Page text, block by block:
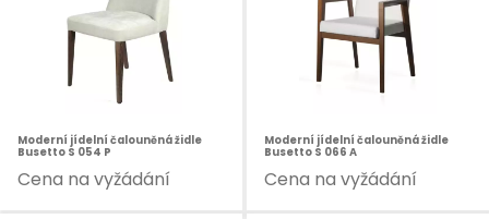
Moderní jídelní čalouněná židle
Busetto S 054 P
Cena na vyžádání
Moderní jídelní čalouněná židle
Busetto S 066 A
Cena na vyžádání